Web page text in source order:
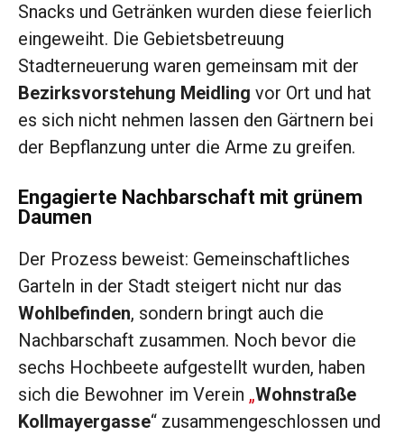
Snacks und Getränken wurden diese feierlich
eingeweiht. Die Gebietsbetreuung
Stadterneuerung waren gemeinsam mit der
Bezirksvorstehung Meidling vor Ort und hat
es sich nicht nehmen lassen den Gärtnern bei
der Bepflanzung unter die Arme zu greifen.
Engagierte Nachbarschaft mit grünem
Daumen
Der Prozess beweist: Gemeinschaftliches
Garteln in der Stadt steigert nicht nur das
Wohlbefinden, sondern bringt auch die
Nachbarschaft zusammen. Noch bevor die
sechs Hochbeete aufgestellt wurden, haben
sich die Bewohner im Verein „Wohnstraße
Kollmayergasse“ zusammengeschlossen und